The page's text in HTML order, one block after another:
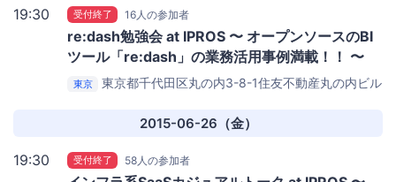
19:30 受付終了 16人の参加者
re:dash勉強会 at IPROS 〜 オープンソースのBI
ツール「re:dash」の業務活用事例満載！！ 〜
東京
東京都千代田区丸の内3-8-1住友不動産丸の内ビル
2015-06-26（金）
19:30 受付終了 58人の参加者